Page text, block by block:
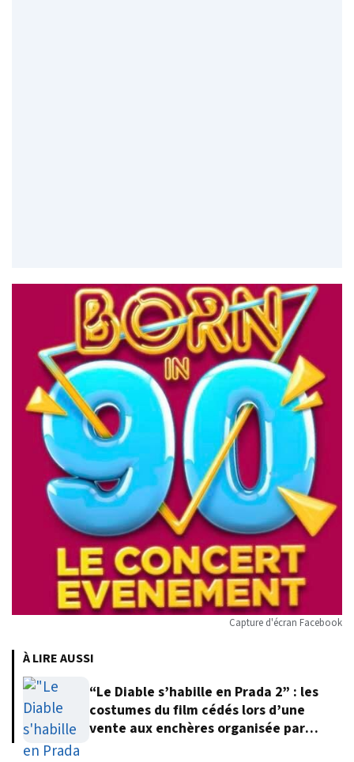
Capture d'écran Facebook
À LIRE AUSSI
“Le Diable s’habille en Prada 2” : les
costumes du film cédés lors d’une
vente aux enchères organisée par